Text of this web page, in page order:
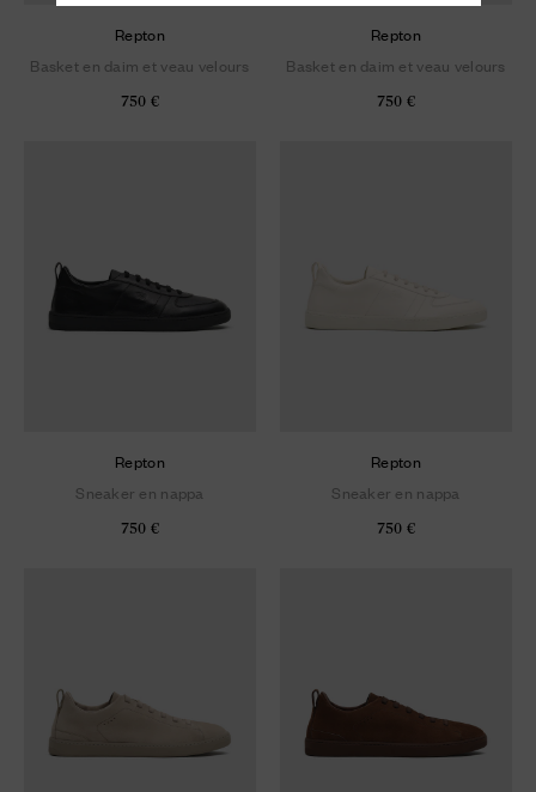
Repton
Basket en daim et veau velours
750 €
Repton
Basket en daim et veau velours
750 €
Repton
Sneaker en nappa
750 €
Repton
Sneaker en nappa
750 €